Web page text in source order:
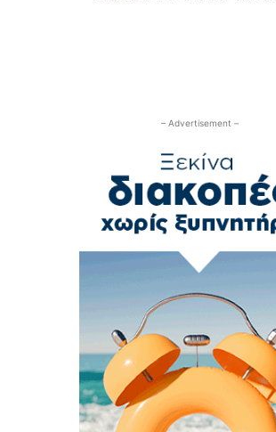
– Advertisement –